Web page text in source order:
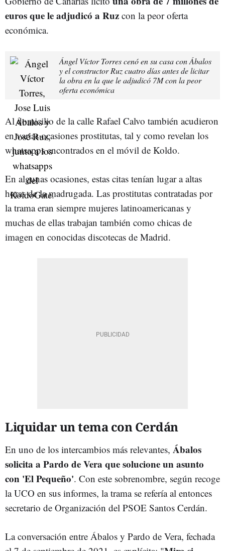
euros que le adjudicó a Ruz con la peor oferta
económica.
Ángel Víctor Torres cenó en su casa con Ábalos
y el constructor Ruz cuatro días antes de licitar
la obra en la que le adjudicó 7M con la peor
oferta económica
Al domicilio de la calle Rafael Calvo también acudieron
en varias ocasiones prostitutas, tal y como revelan los
whatsapps encontrados en el móvil de Koldo.
En algunas ocasiones, estas citas tenían lugar a altas
horas de la madrugada. Las prostitutas contratadas por
la trama eran siempre mujeres latinoamericanas y
muchas de ellas trabajan también como chicas de
imagen en conocidas discotecas de Madrid.
Liquidar un tema con Cerdán
En uno de los intercambios más relevantes, Ábalos
solicita a Pardo de Vera que solucione un asunto
con 'El Pequeño'. Con este sobrenombre, según recoge
la UCO en sus informes, la trama se refería al entonces
secretario de Organización del PSOE Santos Cerdán.
La conversación entre Ábalos y Pardo de Vera, fechada